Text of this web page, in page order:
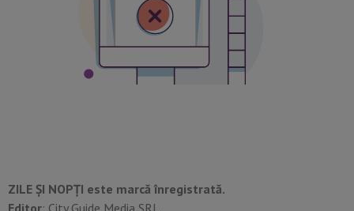
ZILE ȘI NOPȚI este marcă înregistrată.